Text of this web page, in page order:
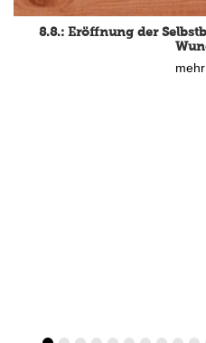
8.8.: Eröffnung der